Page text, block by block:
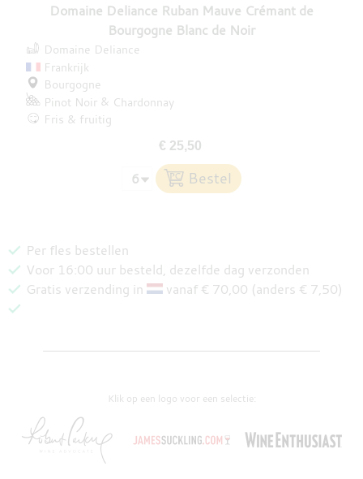
Domaine Deliance Ruban Mauve Crémant de
Bourgogne Blanc de Noir
Domaine Deliance
Frankrijk
Bourgogne
Pinot Noir
Chardonnay
Fris & fruitig
€ 25,50
Per fles bestellen
Voor 16:00 uur besteld, dezelfde dag verzonden
Gratis verzending in
vanaf € 70,00 (anders € 7,50)
Klik op een logo voor een selectie: